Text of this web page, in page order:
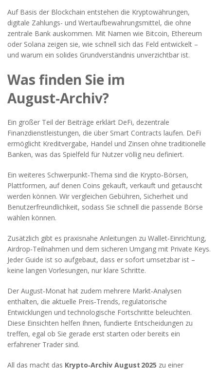
Auf Basis der Blockchain entstehen die Kryptowährungen,
digitale Zahlungs- und Wertaufbewahrungsmittel, die ohne
zentrale Bank auskommen. Mit Namen wie Bitcoin, Ethereum
oder Solana zeigen sie, wie schnell sich das Feld entwickelt –
und warum ein solides Grundverständnis unverzichtbar ist.
Was finden Sie im
August‑Archiv?
Ein großer Teil der Beiträge erklärt DeFi, dezentrale
Finanzdienstleistungen, die über Smart Contracts laufen. DeFi
ermöglicht Kreditvergabe, Handel und Zinsen ohne traditionelle
Banken, was das Spielfeld für Nutzer völlig neu definiert.
Ein weiteres Schwerpunkt‑Thema sind die Krypto‑Börsen,
Plattformen, auf denen Coins gekauft, verkauft und getauscht
werden können. Wir vergleichen Gebühren, Sicherheit und
Benutzerfreundlichkeit, sodass Sie schnell die passende Börse
wählen können.
Zusätzlich gibt es praxisnahe Anleitungen zu Wallet‑Einrichtung,
Airdrop‑Teilnahmen und dem sicheren Umgang mit Private Keys.
Jeder Guide ist so aufgebaut, dass er sofort umsetzbar ist –
keine langen Vorlesungen, nur klare Schritte.
Der August‑Monat hat zudem mehrere Markt‑Analysen
enthalten, die aktuelle Preis‑Trends, regulatorische
Entwicklungen und technologische Fortschritte beleuchten.
Diese Einsichten helfen Ihnen, fundierte Entscheidungen zu
treffen, egal ob Sie gerade erst starten oder bereits ein
erfahrener Trader sind.
All das macht das Krypto‑Archiv August 2025 zu einer